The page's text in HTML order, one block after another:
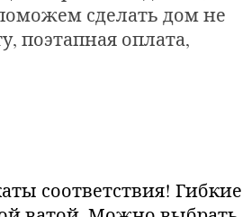
сделать дом не
поэтапная оплата,
соответствия! Гибкие